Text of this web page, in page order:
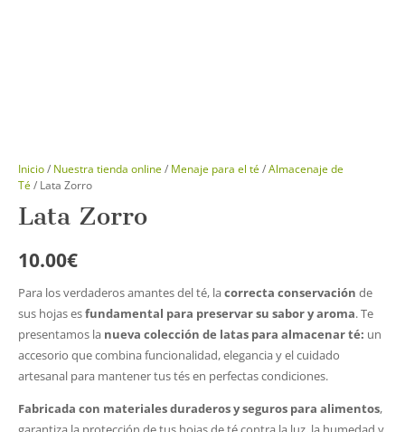
Inicio/ Nuestra tienda online/ Menaje para el té/Almacenaje de
Té/ Lata Zorro
Lata Zorro
10.00€
Para los verdaderos amantes del té, lacorrecta conservación de
sus hojas esfundamental para preservar su sabor y aroma. Te
presentamos la nueva colección de latas para almacenar té: un
accesorio que combina funcionalidad, elegancia y el cuidado
artesanal para mantener tus tés en perfectas condiciones.
Fabricada con materiales duraderos y seguros para alimentos,